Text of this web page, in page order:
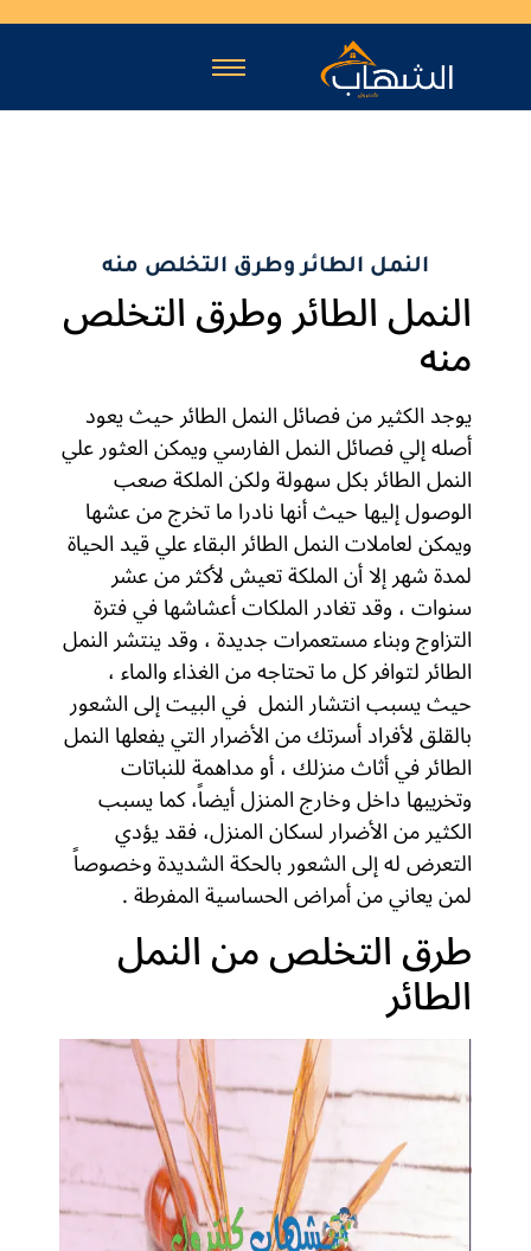
النمل الطائر وطرق التخلص منه
النمل الطائر وطرق التخلص
منه
يوجد الكثير من فصائل النمل الطائر حيث يعود
أصله إلي فصائل النمل الفارسي ويمكن العثور علي
النمل الطائر بكل سهولة ولكن الملكة صعب
الوصول إليها حيث أنها نادرا ما تخرج من عشها
ويمكن لعاملات النمل الطائر البقاء علي قيد الحياة
لمدة شهر إلا أن الملكة تعيش لأكثر من عشر
سنوات ، وقد تغادر الملكات أعشاشها في فترة
التزاوج وبناء مستعمرات جديدة ، وقد ينتشر النمل
الطائر لتوافر كل ما تحتاجه من الغذاء والماء ،
حيث يسبب انتشار النمل في البيت إلى الشعور
بالقلق لأفراد أسرتك من الأضرار التي يفعلها النمل
الطائر في أثاث منزلك ، أو مداهمة للنباتات
وتخريبها داخل وخارج المنزل أيضاً، كما يسبب
الكثير من الأضرار لسكان المنزل، فقد يؤدي
التعرض له إلى الشعور بالحكة الشديدة وخصوصاً
لمن يعاني من أمراض الحساسية المفرطة .
طرق التخلص من النمل
الطائر